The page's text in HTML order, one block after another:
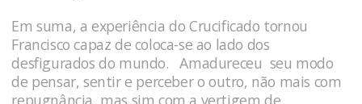
Em suma, a experiência do Crucificado tornou
Francisco capaz de coloca-se ao lado dos
desfigurados do mundo. Amadureceu seu modo
de pensar, sentir e perceber o outro, não mais com
repugnância, mas sim com a vertigem de